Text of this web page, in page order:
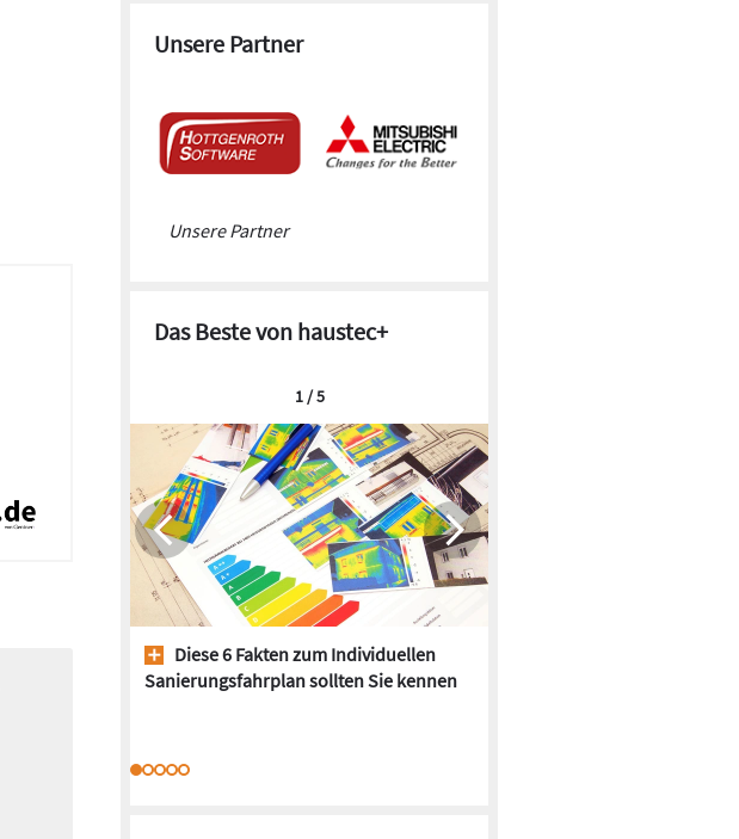
Unsere Partner
Unsere Partner
Das Beste von haustec+
Diese 6 Fakten zum Individuellen
Sanierungsfahrplan sollten Sie kennen
1 / 5